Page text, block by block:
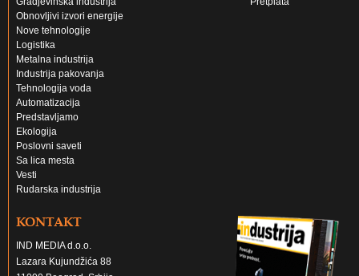
Obnovljivi izvori energije
Nove tehnologije
Logistika
Metalna industrija
Industrija pakovanja
Tehnologija voda
Automatizacija
Predstavljamo
Ekologija
Poslovni saveti
Sa lica mesta
Vesti
Rudarska industrija
KONTAKT
IND MEDIA d.o.o.
Lazara Kujundžića 88